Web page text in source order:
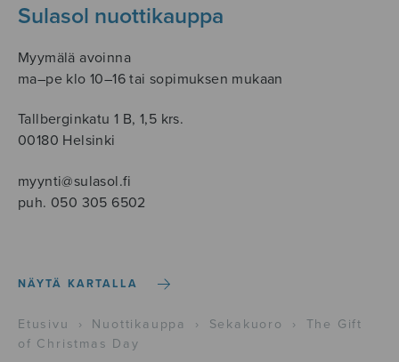
Sulasol nuottikauppa
Myymälä avoinna
ma–pe klo 10–16 tai sopimuksen mukaan
Tallberginkatu 1 B, 1,5 krs.
00180 Helsinki
myynti@sulasol.fi
puh. 050 305 6502
NÄYTÄ KARTALLA
Etusivu › Nuottikauppa › Sekakuoro ›
The Gift
of Christmas Day